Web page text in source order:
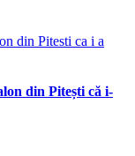
din Pitești că i-